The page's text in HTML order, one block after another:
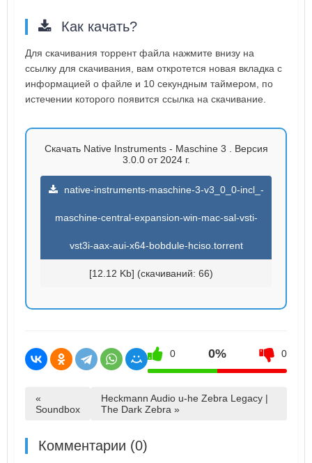
Как качать?
Для скачивания торрент файла нажмите внизу на
ссылку для скачивания, вам откротется новая вкладка с
информацией о файле и 10 секундным таймером, по
истечении которого появится ссылка на скачивание.
Скачать Native Instruments - Maschine 3 . Версия
3.0.0 от 2024 г.
native-instruments-maschine-3-v3_0_0-incl_-
maschine-central-expansion-win-mac-sal-vsti-
vst3i-aax-aui-x64-bobdule-hciso.torrent
[12.12 Kb] (cкачиваний: 66)
0 0% 0
«
Soundbox
Heckmann Audio u-he Zebra Legacy |
The Dark Zebra »
Комментарии (0)